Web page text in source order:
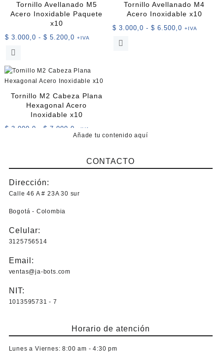
opciones
pueden
elegir
Tornillo Avellanado M5
Acero Inoxidable Paquete
x10
$ 3.000,0 - $ 5.200,0 Rango
desde
$ 3.000,0
$ 5.200,0
+IVA
Este
tiene
múltiples
opciones
de
producto
Tornillo Avellanado M4
Acero Inoxidable x10
$ 3.000,0 - $ 6.500,0 Rango
+IVA
Este
elegir
página
Tornillo M2 Cabeza Plana
Hexagonal Acero
Inoxidable x10
$ 3.000,0 $ 7.000,0 Rango
de
desde
$ 3.000,0
$ 7.000,0
+IVA
variantes.
Las
se
elegir
en
producto
Añade tu contenido aquí
CONTACTO
Dirección:
Calle 46 A # 23A 30 sur
Bogotá - Colombia
Celular:
3125756514
Email:
ventas@ja-bots.com
NIT:
1013595731 - 7
Horario de atención
Lunes a Viernes: 8:00 am - 4:30 pm